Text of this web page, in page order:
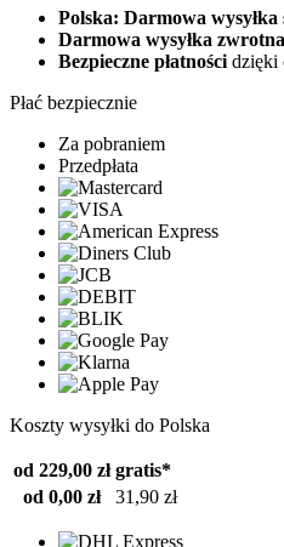
Polska: Darmowa
Darmowa wysyłka zwrotna
Bezpieczne płatnościdzięki
Płać bezpiecznie
Za pobraniem
Przedpłata
Koszty wysyłki do Polska
od 229,00 zł gratis*
od 0,00 zł
31,90 zł